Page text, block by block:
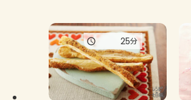
トーク
よくあるお問い合わせ
25分